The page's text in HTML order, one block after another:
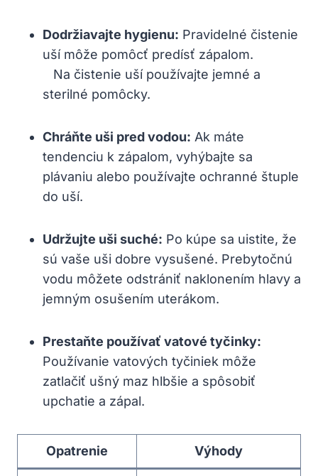
Dodržiavajte hygienu: Pravidelné čistenie​
uší⁢ môže pomôcť ⁢predísť⁢ zápalom.
⁢ ⁢ ⁢⁣ Na ⁢čistenie uší používajte jemné a
‍sterilné ⁢pomôcky.
Chráňte uši pred vodou: Ak máte
tendenciu k‍ zápalom, vyhýbajte sa
plávaniu alebo používajte ochranné štuple
do uší.
Udržujte uši suché: ​Po ⁤kúpe sa ‍uistite, že
sú vaše uši dobre vysušené. Prebytočnú
vodu⁢ môžete odstrániť naklonením hlavy a
jemným ⁤osušením ⁤uterákom.
Prestaňte používať vatové tyčinky:
Používanie vatových tyčiniek môže
zatlačiť ušný maz⁣ hlbšie a ⁢spôsobiť
upchatie​ a zápal.
Opatrenie Výhody